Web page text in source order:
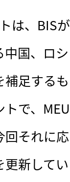
は、BIS
国、ロ
足する
で、
回それに
新して